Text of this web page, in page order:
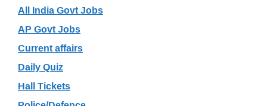
All India Govt Jobs
AP Govt Jobs
Current affairs
Daily Quiz
Hall Tickets